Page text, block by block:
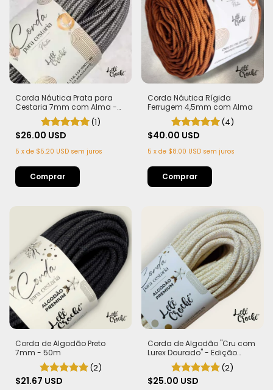
Corda Náutica Prata para
Cestaria 7mm com Alma -
Firme, Leve e Estruturada | 50
(1)
$26.00 USD
5 x de $5.20 USD sem juros
Corda Náutica Rígida
Ferrugem 4,5mm com Alma
(4)
$40.00 USD
5 x de $8.00 USD sem juros
Comprar
Corda de Algodão Preto
7mm - 50m
(2)
$21.67 USD
Corda de Algodão "Cru com
Lurex Dourado" - Edição
Limitada | 100% Algodão
(2)
$25.00 USD